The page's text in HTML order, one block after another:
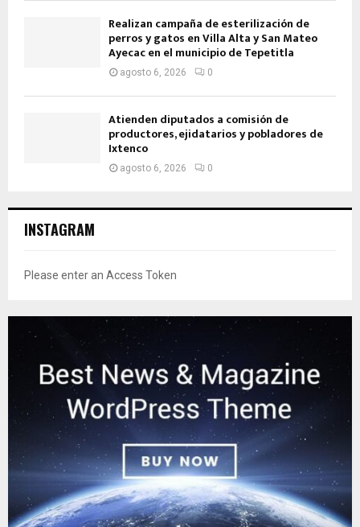
Realizan campaña de esterilización de
perros y gatos en Villa Alta y San Mateo
Ayecac en el municipio de Tepetitla
agosto 6, 2026 0
Atienden diputados a comisión de
productores, ejidatarios y pobladores de
Ixtenco
agosto 6, 2026 0
INSTAGRAM
Please enter an Access Token